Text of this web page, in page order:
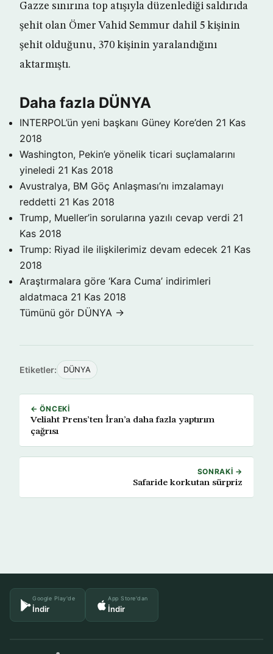
Gazze sınırına top atışıyla düzenlediği saldırıda
şehit olan Ömer Vahid Semmur dahil 5 kişinin
şehit olduğunu, 370 kişinin yaralandığını
aktarmıştı.
Daha fazla DÜNYA
INTERPOL’ün yeni başkanı Güney Kore’den 21 Kas
2018
Washington, Pekin’e yönelik ticari suçlamalarını
yineledi 21 Kas 2018
Avustralya, BM Göç Anlaşması’nı imzalamayı
reddetti 21 Kas 2018
Trump, Mueller’in sorularına yazılı cevap verdi 21
Kas 2018
Trump: Riyad ile ilişkilerimiz devam edecek 21 Kas
2018
Araştırmalara göre ‘Kara Cuma’ indirimleri
aldatmaca 21 Kas 2018
Tümünü gör DÜNYA →
Etiketler: DÜNYA
← ÖNCEKI
Veliaht Prens’ten İran’a daha fazla yaptırım
çağrısı
SONRAKI →
Safaride korkutan sürpriz
Google Play'de
İndir
App Store'dan
İndir